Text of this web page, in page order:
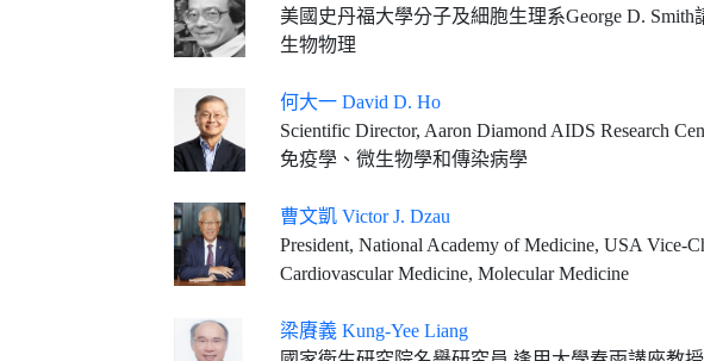
美國史丹福大學分子及細胞生理系George D. Smith
生物物理
何大一 David D. Ho
Scientific Director, Aaron Diamond AIDS Research Center Clyde and Helen Wu Professor
免疫學、微生物學和傳染病學
曹文凱 Victor J. Dzau
President, National Academy of Medicine, USA Vice-
Cardiovascular Medicine, Molecular Medicine
梁賡義 Kung-Yee Liang